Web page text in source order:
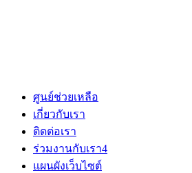
ศูนย์ช่วยเหลือ
เกี่ยวกับเรา
ติดต่อเรา
ร่วมงานกับเรา4
แผนผังเว็บไซต์